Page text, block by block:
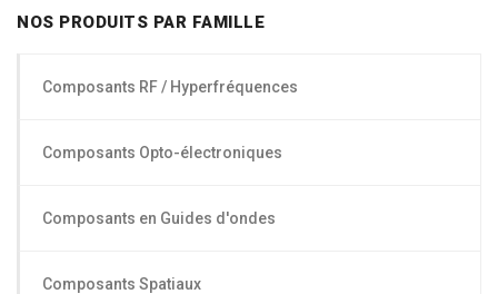
NOS PRODUITS PAR FAMILLE
Composants RF / Hyperfréquences
Composants Opto-électroniques
Composants en Guides d'ondes
Composants Spatiaux